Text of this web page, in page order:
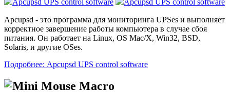
Apcupsd - это программа для мониторинга UPSes и выполняет
корректное завершение работы компьютера в случае сбоя
питания. Он работает на Linux, OS Mac/X, Win32, BSD,
Solaris, и другие OSes.
Подробнее: Apcupsd UPS control software